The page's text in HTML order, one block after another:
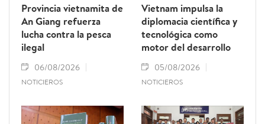
Provincia vietnamita de
An Giang refuerza
lucha contra la pesca
ilegal
06/08/2026
NOTICIEROS
Vietnam impulsa la
diplomacia científica y
tecnológica como
motor del desarrollo
05/08/2026
NOTICIEROS